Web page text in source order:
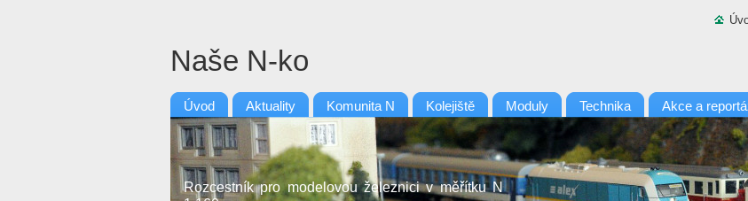
Naše N-ko
Úvod Aktuality Komunita N Kolejiště Moduly Technika Akce a
Rozcestník pro modelovou železnici v měřítku N